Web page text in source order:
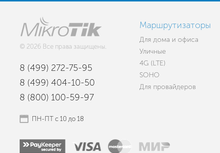
© 2026 Все права защищены.
8 (499) 272-75-95
8 (499) 404-10-50
8 (800) 100-59-97
ПН-ПТ с 10 до 18
Маршрутизаторы
Для дома и офиса
Уличные
4G (LTE)
SOHO
Для провайдеров